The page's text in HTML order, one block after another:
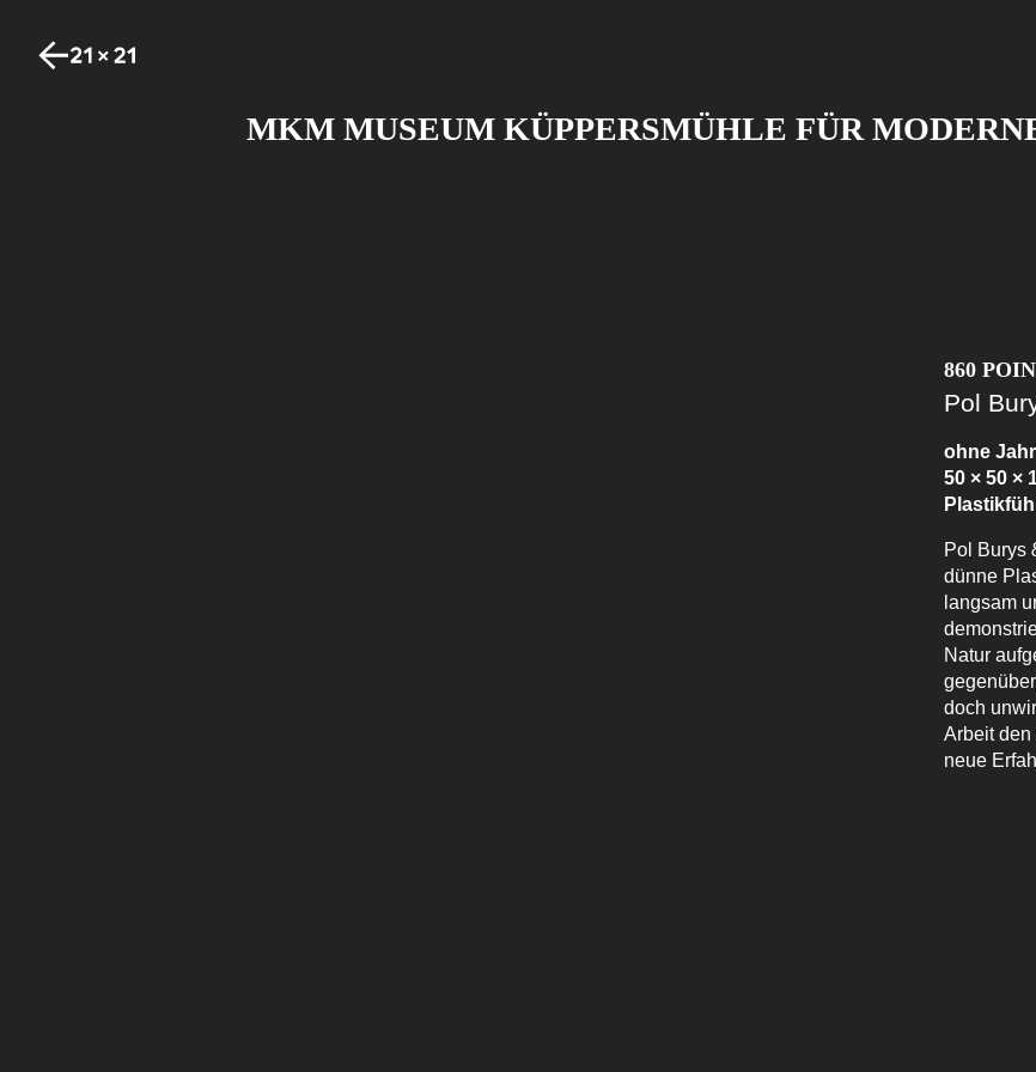
MKM MUSEUM KÜPPERSMÜHLE FÜR
860
Pol
ohne Jahr
50 × 50 ×
Pol Burys
dünne
langsam
Natur
doch
Arbeit den
neue